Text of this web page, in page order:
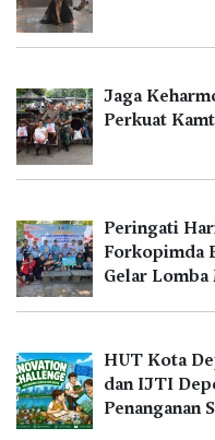
Jaga
Perkuat
Peringati
Forkopimda
Gelar Lomba
HUT Kota
dan IJTI
Penanganan